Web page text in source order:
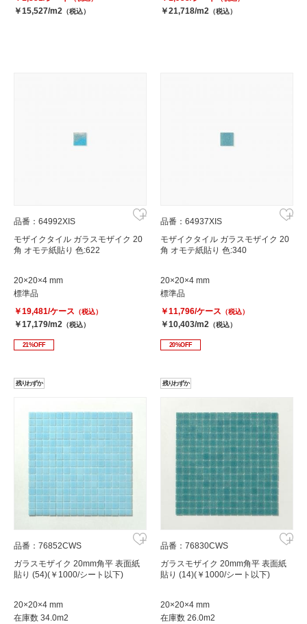
￥15,527/m2 （税込） ￥21,718/m2 （税込）
品番：64992XIS
モザイクタイル ガラスモザイク 20
角 オモテ紙貼り 色:622
20×20×4 mm
標準品
￥19,481/ケース （税込）
￥17,179/m2 （税込）
21%OFF
品番：64937XIS
モザイクタイル ガラスモザイク 20
角 オモテ紙貼り 色:340
20×20×4 mm
標準品
￥11,796/ケース （税込）
￥10,403/m2 （税込）
20%OFF
残りわずか
品番：76852CWS
ガラスモザイク 20mm角平 表面紙
貼り (54)(￥1000/シート以下)
20×20×4 mm
在庫数 34.0m2
残りわずか
品番：76830CWS
ガラスモザイク 20mm角平 表面紙
貼り (14)(￥1000/シート以下)
20×20×4 mm
在庫数 26.0m2